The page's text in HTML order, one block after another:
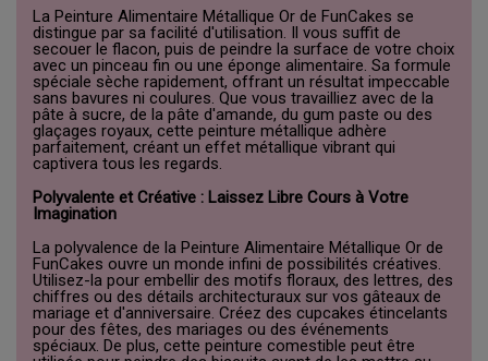
La Peinture Alimentaire Métallique Or de FunCakes se
distingue par sa facilité d'utilisation. Il vous suffit de
secouer le flacon, puis de peindre la surface de votre choix
avec un pinceau fin ou une éponge alimentaire. Sa formule
spéciale sèche rapidement, offrant un résultat impeccable
sans bavures ni coulures. Que vous travailliez avec de la
pâte à sucre, de la pâte d'amande, du gum paste ou des
glaçages royaux, cette peinture métallique adhère
parfaitement, créant un effet métallique vibrant qui
captivera tous les regards.
Polyvalente et Créative : Laissez Libre Cours à Votre
Imagination
La polyvalence de la Peinture Alimentaire Métallique Or de
FunCakes ouvre un monde infini de possibilités créatives.
Utilisez-la pour embellir des motifs floraux, des lettres, des
chiffres ou des détails architecturaux sur vos gâteaux de
mariage et d'anniversaire. Créez des cupcakes étincelants
pour des fêtes, des mariages ou des événements
spéciaux. De plus, cette peinture comestible peut être